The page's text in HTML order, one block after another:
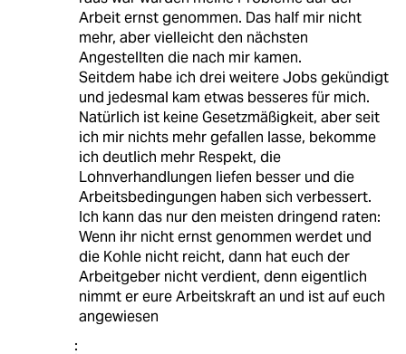
Arbeit ernst genommen. Das half mir nicht
mehr, aber vielleicht den nächsten
Angestellten die nach mir kamen.
Seitdem habe ich drei weitere Jobs gekündigt
und jedesmal kam etwas besseres für mich.
Natürlich ist keine Gesetzmäßigkeit, aber seit
ich mir nichts mehr gefallen lasse, bekomme
ich deutlich mehr Respekt, die
Lohnverhandlungen liefen besser und die
Arbeitsbedingungen haben sich verbessert.
Ich kann das nur den meisten dringend raten:
Wenn ihr nicht ernst genommen werdet und
die Kohle nicht reicht, dann hat euch der
Arbeitgeber nicht verdient, denn eigentlich
nimmt er eure Arbeitskraft an und ist auf euch
angewiesen